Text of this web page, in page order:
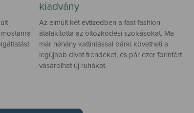
kiadvány
Az elmúlt két évtizedben a fast fashion
átalakította az öltözködési szokásokat. Ma
már néhány kattintással bárki követheti a
legújabb divat trendeket, és pár ezer forintért
vásárolhat új ruhákat.